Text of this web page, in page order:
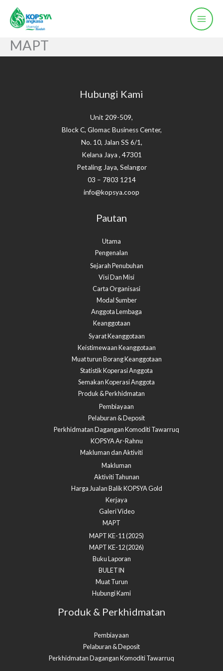
MAPT
Hubungi Kami
Unit 209-509,
Block C, Glomac Business Center,
No. 10, Jalan SS 6/1,
Kelana Jaya , 47301
Petaling Jaya, Selangor
03 – 7803 1214
info@kopsya.coop
Pautan
Utama
Pengenalan
Sejarah Penubuhan
Visi Dan Misi
Carta Organisasi
Modal Sumber
Anggota Lembaga
Keanggotaan
Syarat Keanggotaan
Keistimewaan Keanggotaan
Muat turun Borang Keanggotaan
Statistik Koperasi Anggota
Semakan Koperasi Anggota​
Produk & Perkhidmatan
Pembiayaan
Pelaburan & Deposit
Perkhidmatan Dagangan Komoditi Tawarruq
KOPSYA Ar-Rahnu
Makluman dan Aktiviti
Makluman
Aktiviti Tahunan
Harga Jualan Balik KOPSYA Gold
Kerjaya
Galeri Video
MAPT
MAPT KE-11 (2025)
MAPT KE-12 (2026)
Buku Laporan
BULETIN
Muat Turun
Hubungi Kami
Produk & Perkhidmatan
Pembiayaan
Pelaburan & Deposit
Perkhidmatan Dagangan Komoditi Tawarruq​